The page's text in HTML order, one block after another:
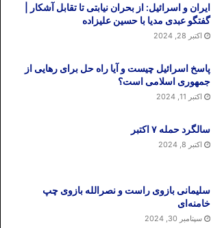
ایران و اسرائیل: از بحران نیابتی تا تقابل آشکار |
گفتگو عبدی مدیا با حسین علیزاده
اکتبر 28, 2024
پاسخ اسرائیل چیست و آیا راه حل برای رهایی از
جمهوری اسلامی است؟
اکتبر 11, 2024
سالگرد حمله ۷ اکتبر
اکتبر 8, 2024
سلیمانی بازوی راست و نصرالله بازوی چپ
خامنه‌ای
سپتامبر 30, 2024